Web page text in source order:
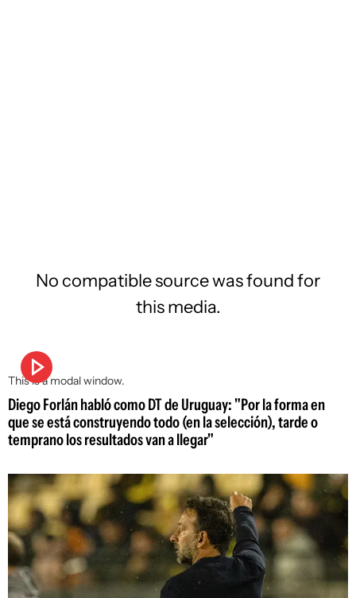
This is a modal window.
No compatible source was found for
this media.
Diego Forlán habló como DT de Uruguay: "Por la forma en
que se está construyendo todo (en la selección), tarde o
temprano los resultados van a llegar"